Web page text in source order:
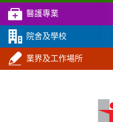
醫護專業
院舍及學校
業界及工作場所